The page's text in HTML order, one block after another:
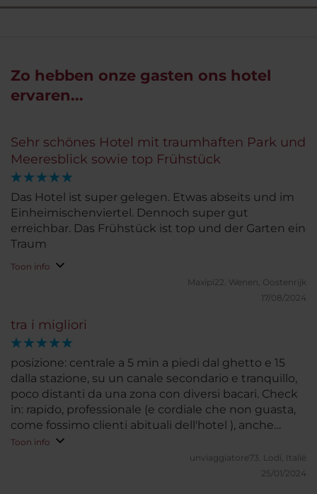
Zo hebben onze gasten ons hotel
ervaren...
Sehr schönes Hotel mit traumhaften Park und
Meeresblick sowie top Frühstück
Das Hotel ist super gelegen. Etwas abseits und im
Einheimischenviertel. Dennoch super gut
erreichbar. Das Frühstück ist top und der Garten ein
Traum
Toon info
Maxipi22. Wenen, Oostenrijk
17/08/2024
tra i migliori
posizione: centrale a 5 min a piedi dal ghetto e 15
dalla stazione, su un canale secondario e tranquillo,
poco distanti da una zona con diversi bacari. Check
in: rapido, professionale (e cordiale che non guasta,
come fossimo clienti abituali dell'hotel ), anche
comodo (seduti su comode sedie! prima volta...).
Upgrade con stanza sul canale, silenziosissima e
arredata stile veneziano, giusta nelle dimensioni,
Toon info
unviaggiatore73. Lodi, Italië
25/01/2024